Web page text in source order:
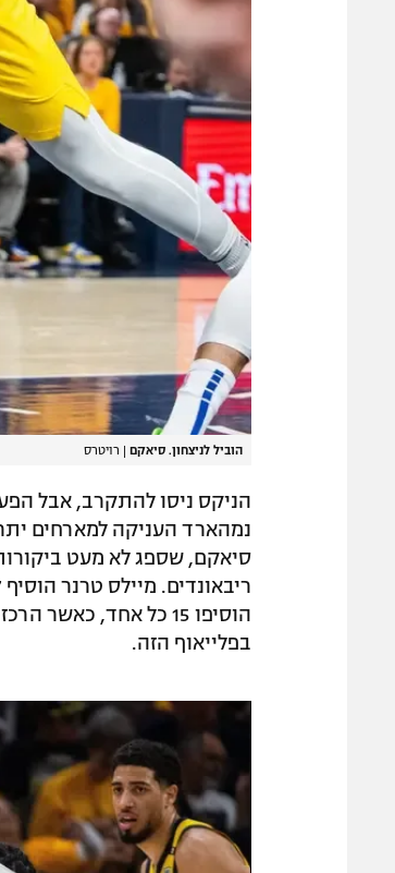
הוביל לניצחון. סיאקם רויטרס
הניקס ניסו להתקרב, אבל
בפלייאוף הזה.